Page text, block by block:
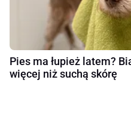
Pies ma łupież latem?
więcej niż suchą skórę